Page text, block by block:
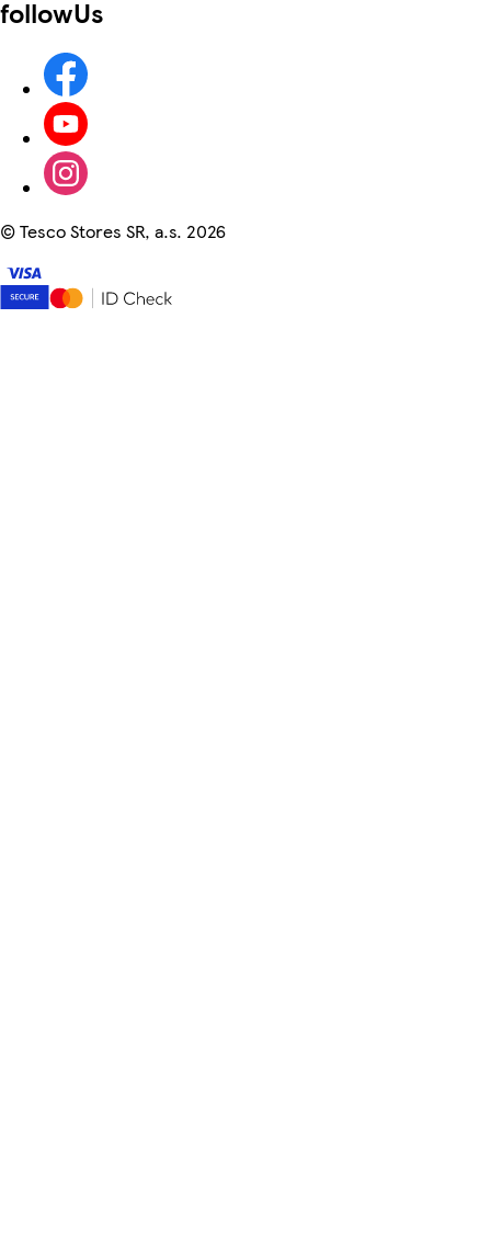
followUs
©Tesco Stores SR, a.s. 2026